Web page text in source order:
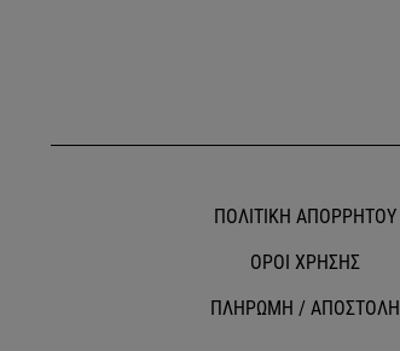
ΠΟΛΙΤΙΚΗ ΑΠΟΡΡΗΤΟΥ
ΟΡΟΙ ΧΡΗΣΗΣ
ΠΛΗΡΩΜΗ / ΑΠΟΣΤΟΛΗ